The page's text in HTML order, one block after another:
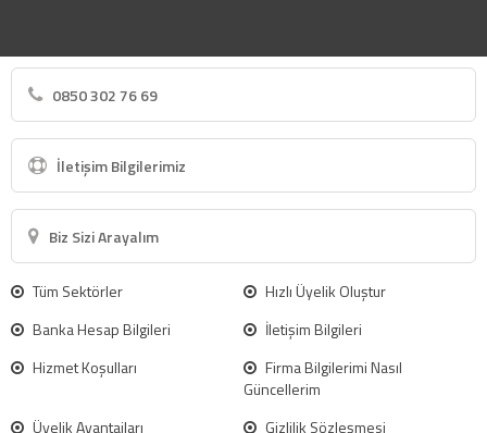
0850 302 76 69
İletişim Bilgilerimiz
Biz Sizi Arayalım
Tüm Sektörler
Hızlı Üyelik Oluştur
Banka Hesap Bilgileri
İletişim Bilgileri
Hizmet Koşulları
Firma Bilgilerimi Nasıl
Güncellerim
Üyelik Avantajları
Gizlilik Sözleşmesi